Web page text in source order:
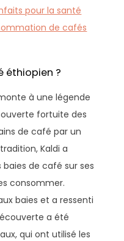
pour la santé
de cafés
éthiopien ?
à une légende
fortuite des
de café par un
Kaldi a
de café sur ses
consommer.
baies et a ressenti
a été
qui ont utilisé les